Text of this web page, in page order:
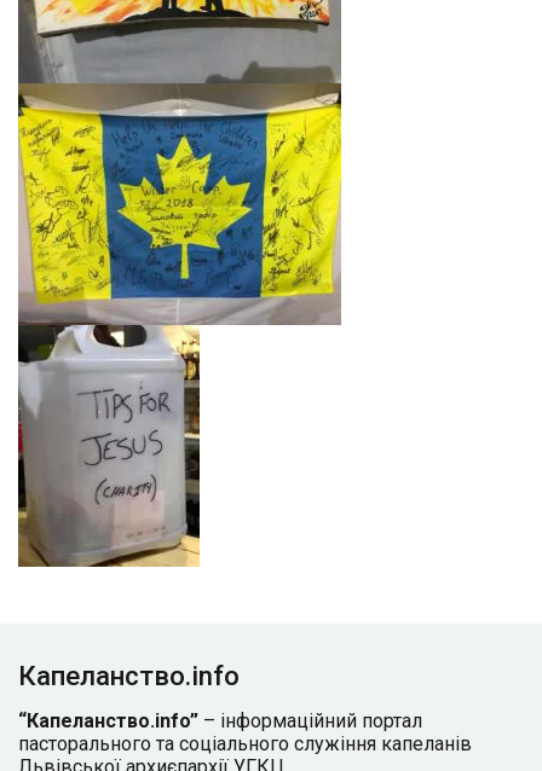
Капеланство.info
“Капеланство.info” – інформаційний портал
пасторального та соціального служіння капеланів
Львівської архиєпархії УГКЦ.